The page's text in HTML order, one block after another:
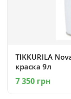
TIKKURILA
краска 9л
7 350 грн